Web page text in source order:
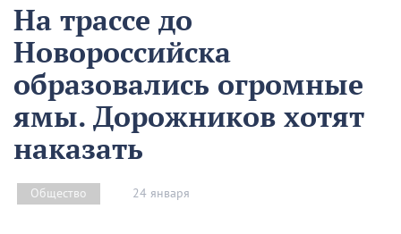
На трассе до
Новороссийска
образовались огромные
ямы. Дорожников хотят
наказать
Общество 24 января